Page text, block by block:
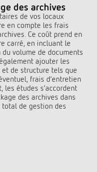
des archives
de vos locaux
en compte les frais
Ce coût prend en
carré, en incluant le
volume de documents
ajouter les
de structure tels que
frais d’entretien
les études s’accordent
des archives dans
de gestion des